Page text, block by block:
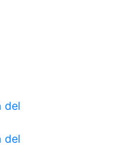
del
del